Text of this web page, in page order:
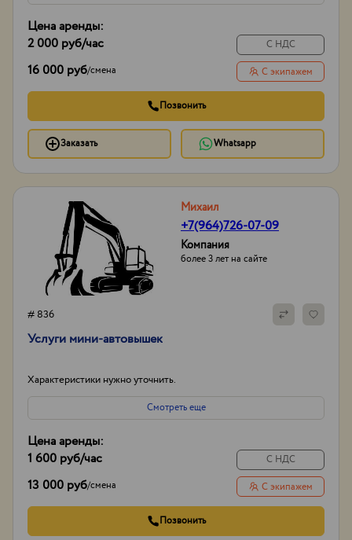
Цена аренды:
2 000 руб/час
16 000 руб/смена
С НДС
С экипажем
Позвонить
Заказать Whatsapp
Михаил
+7(964)726-07-09
Компания
более 3 лет на сайте
# 836
Услуги мини-автовышек
Характеристики нужно уточнить.
Смотреть еще
Цена аренды:
1 600 руб/час
13 000 руб/смена
С НДС
С экипажем
Позвонить